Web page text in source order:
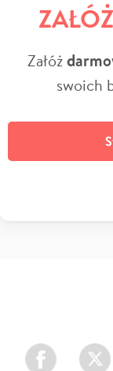
Załóż
swoich
Facebook Twitter